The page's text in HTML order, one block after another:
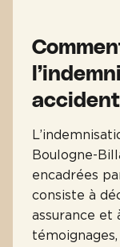
Boulogne-
encadrées
consiste à
assurance et